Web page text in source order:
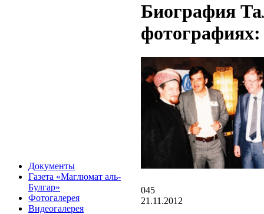
Документы
Газета «Маглюмат аль-
Булгар»
Фотогалерея
Видеогалерея
Биография
фотографиях:
045
21.11.2012